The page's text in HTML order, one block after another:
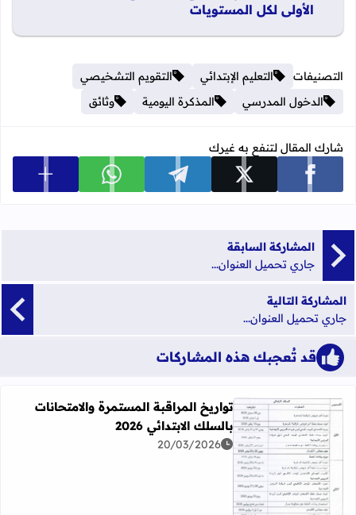
الأولى لكل المستويات
التصنيفات التعليم الإبتدائي
التقويم التشخيصي
الدخول المدرسي
المذكرة اليومية وثائق
شارك المقال لتنفع به غيرك
شارك على facebook شارك على x شارك على telegram شارك على whatsapp عرض
المشاركة السابقة
جاري تحميل العنوان...
المشاركة التالية
جاري تحميل العنوان...
قد تُعجبك هذه المشاركات
اقرأ المزيد عن تواريخ المراقبة المستمرة والامتحانات بالسلك
تواريخ المراقبة المستمرة والامتحانات
بالسلك الابتدائي 2026
20/03/2026